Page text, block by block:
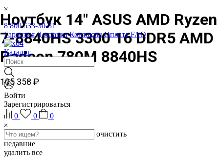
8 800 533-30-31
Гарантия Доставка Контакты Оплата FAQ
Каталог
Войти
Зарегистрироваться
0
0 0
очистить
недавние
удалить все
Ноутбук 14" ASUS AMD Ryzen
7-8840HS 3300 16 DDR5 AMD
Radeon 780M 8840HS
105 358 ₽